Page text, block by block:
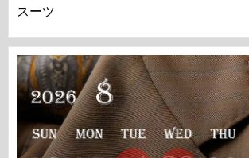
スーツ